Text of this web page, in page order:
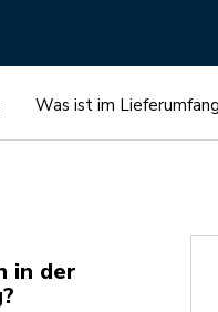
Was ist im
in der